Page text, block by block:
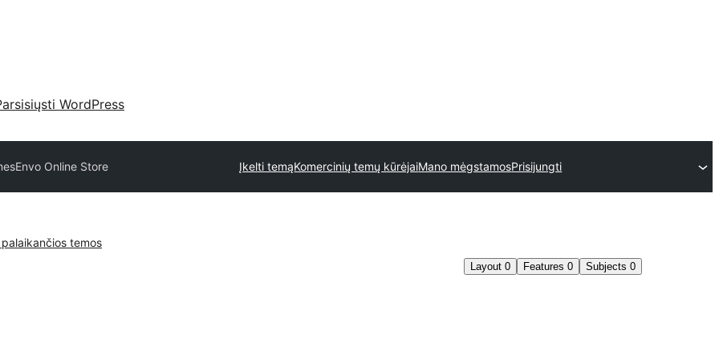
WordPress
Envo Online Store Įkelti temąKomercinių temų kūrėjaiMano mėgstamosPrisijungti
palaikančios temos
Layout 0 Features 0 Subjects 0